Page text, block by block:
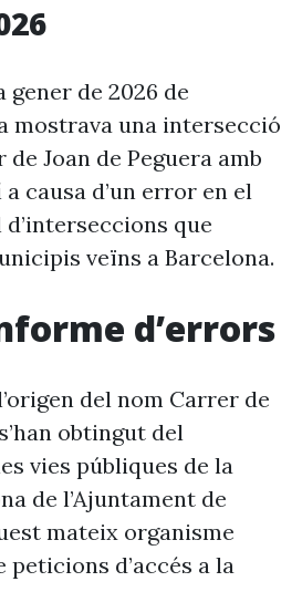
gener de 2026 de
mostrava una intersecció
Joan de Peguera amb
causa d’un error en el
que
veïns a Barcelona.
d’errors
del nom Carrer de
obtingut del
vies públiques de la
de l’Ajuntament de
mateix organisme
d’accés a la